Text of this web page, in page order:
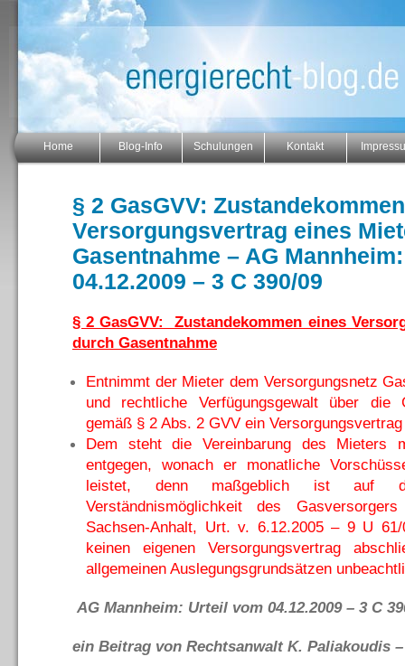
Home Blog-Info Schulungen Kontakt
§ 2 GasGVV:
Versorgungsvertrag eines
Gasentnahme – AG
04.12.2009 – 3 C 390/09
§ 2 GasGVV: Zustandekommen eines
durch Gasentnahme
Entnimmt der Mieter dem Versorgungsnetz
und rechtliche Verfügungsgewalt über die
gemäß § 2 Abs. 2 GVV ein
Dem steht die Vereinbarung des Mieters
entgegen, wonach er monatliche
leistet, denn maßgeblich ist auf
Verständnismöglichkeit des
Sachsen-Anhalt, Urt. v. 6.12.2005 – 9 U
keinen eigenen Versorgungsvertrag
allgemeinen Auslegungsgrundsätzen
AG Mannheim: Urteil vom 04.12.2009 – 3 C
ein Beitrag von Rechtsanwalt K. Paliakoudis